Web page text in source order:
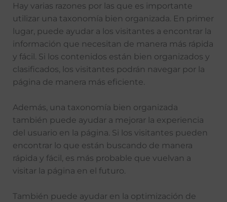
Hay varias razones por las que es importante
utilizar una taxonomía bien organizada. En primer
lugar, puede ayudar a los visitantes a encontrar la
información que necesitan de manera más rápida
y fácil. Si los contenidos están bien organizados y
clasificados, los visitantes podrán navegar por la
página de manera más eficiente.
Además, una taxonomía bien organizada
también puede ayudar a mejorar la experiencia
del usuario en la página. Si los visitantes pueden
encontrar lo que están buscando de manera
rápida y fácil, es más probable que vuelvan a
visitar la página en el futuro.
También puede ayudar en la optimización de